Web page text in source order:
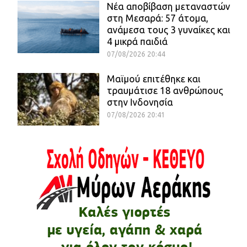
Νέα αποβίβαση μεταναστών
στη Μεσαρά: 57 άτομα,
ανάμεσα τους 3 γυναίκες και
4 μικρά παιδιά
07/08/2026 20:44
Μαϊμού επιτέθηκε και
τραυμάτισε 18 ανθρώπους
στην Ινδονησία
07/08/2026 20:41